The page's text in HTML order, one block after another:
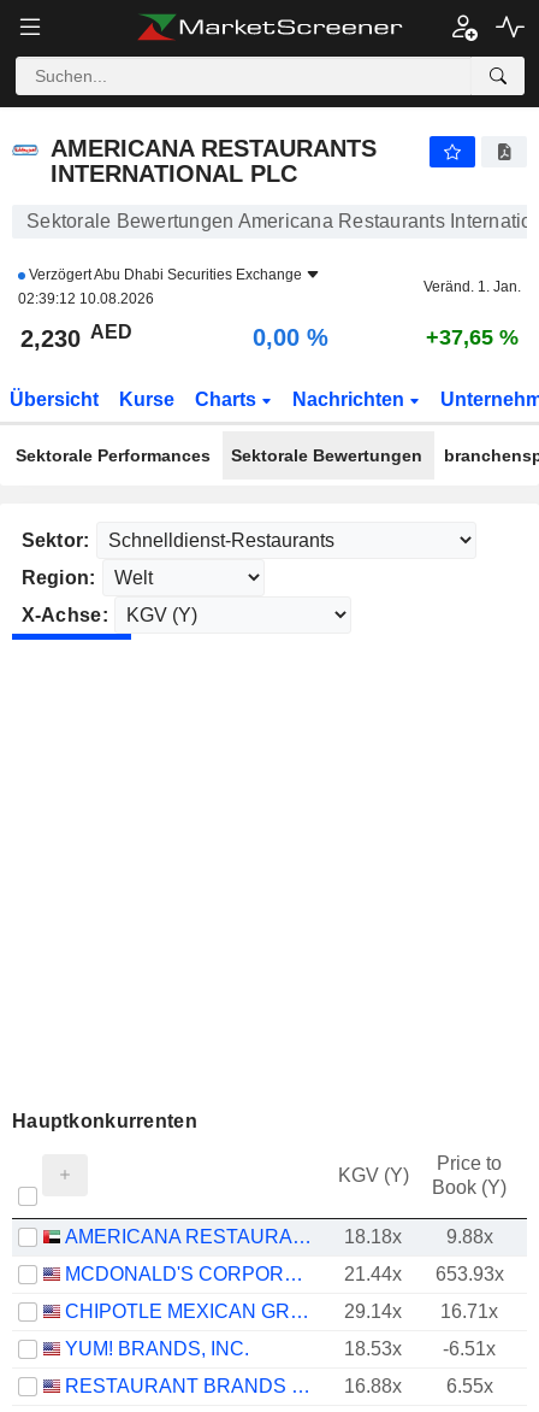
AMERICANA RESTAURANTS
INTERNATIONAL PLC
Sektorale Bewertungen Americana Restaurants
VerzögertAbu Dhabi Securities Exchange
02:39:12 10.08.2026
Veränd. 1. Jan.
2,230 AED 0,00 % +37,65 %
Übersicht Kurse Charts Nachrichten
Sektorale Performances Sektorale Bewertungen
Sektor:
Region:
X-Achse:
Hauptkonkurrenten
KGV (Y)
Price to
Book (Y)
AMERICANA RESTAURANTS INTERNATIONAL PLC 18.18x
9.88x
MCDONALD'S CORPORATION
21.44x
653.93x
CHIPOTLE MEXICAN GRILL, INC.
29.14x 16.71x
YUM! BRANDS, INC.
18.53x
-6.51x
RESTAURANT BRANDS INTERNATIONAL INC.
16.88x
6.55x